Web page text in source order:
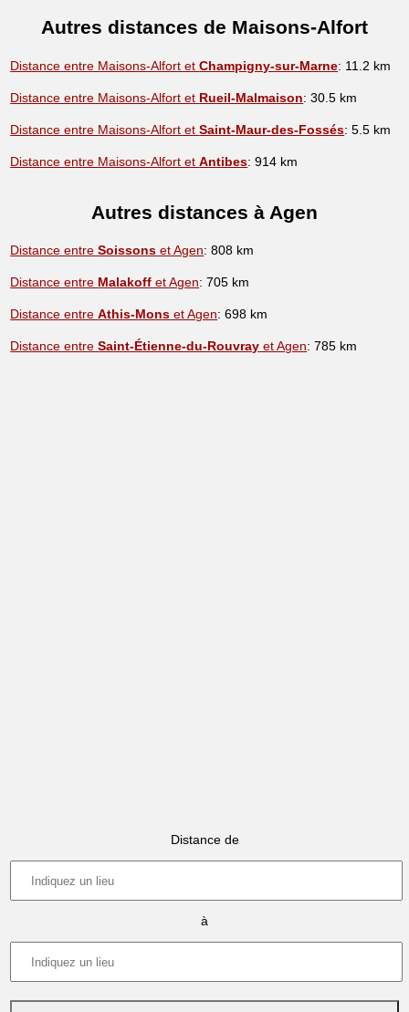
Autres distances de Maisons-Alfort
Distance entre Maisons-Alfort etChampigny-sur-Marne: 11.2 km
Distance entre Maisons-Alfort et Rueil-Malmaison: 30.5 km
Distance entre Maisons-Alfort etSaint-Maur-des-Fossés: 5.5 km
Distance entre Maisons-Alfort etAntibes: 914 km
Autres distances à Agen
Distance entreSoissons et Agen: 808 km
Distance entre Malakoff et Agen: 705 km
Distance entreAthis-Mons et Agen: 698 km
Distance entreSaint-Étienne-du-Rouvray et Agen: 785 km
Distance de
à